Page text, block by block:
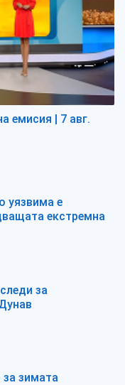
емисия | 7 авг.
уязвима е
екстремна
за
зимата